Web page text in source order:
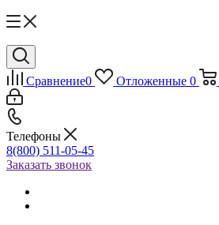
Сравнение0 Отложенные 0
Телефоны
8(800) 511-05-45
Заказать звонок